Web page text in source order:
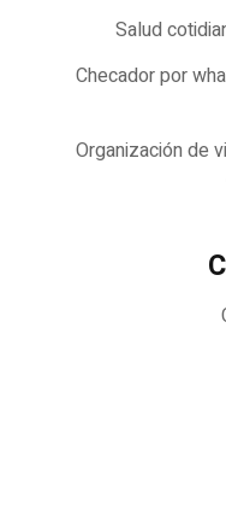
Salud
Checador por
Organización de